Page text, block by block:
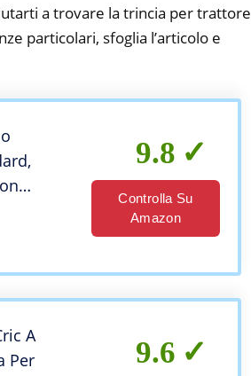
a trovare la trincia per trattore
particolari, sfoglia l’articolo e
9.8
Controlla Su
Amazon
A
Per
9.6